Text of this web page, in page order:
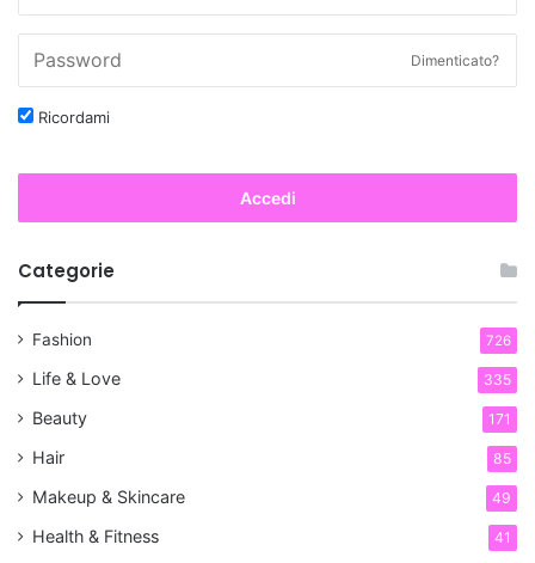
Dimenticato?
Ricordami
Accedi
Categorie
Fashion 726
Life & Love 335
Beauty 171
Hair 85
Makeup & Skincare 49
Health & Fitness 41